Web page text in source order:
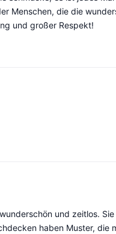
Menschen, die die
und großer Respekt!
und zeitlos.
haben Muster,